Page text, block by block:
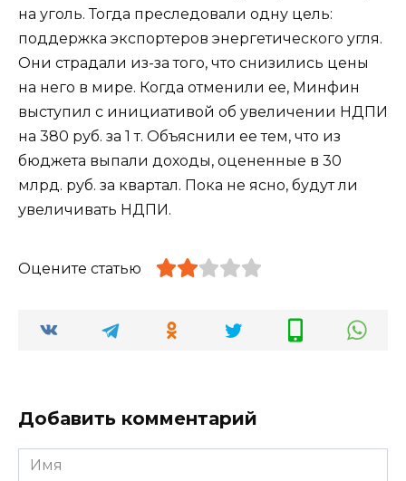
на уголь. Тогда преследовали одну цель:
поддержка экспортеров энергетического угля.
Они страдали из-за того, что снизились цены
на него в мире. Когда отменили ее, Минфин
выступил с инициативой об увеличении НДПИ
на 380 руб. за 1 т. Объяснили ее тем, что из
бюджета выпали доходы, оцененные в 30
млрд. руб. за квартал. Пока не ясно, будут ли
увеличивать НДПИ.
Оцените статью
Добавить комментарий
Имя